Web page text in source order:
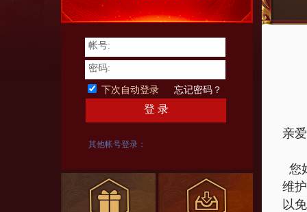
帐号:
密码:
下次自动登录 忘记密码？
登 录
其他帐号登录：
亲
您
维
以